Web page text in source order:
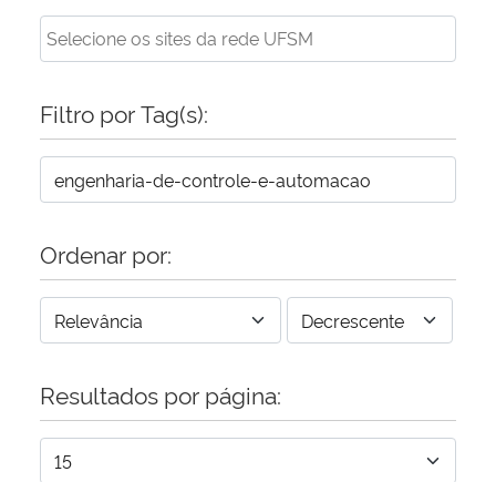
Filtro por Tag(s):
Ordenar por:
Resultados por página: